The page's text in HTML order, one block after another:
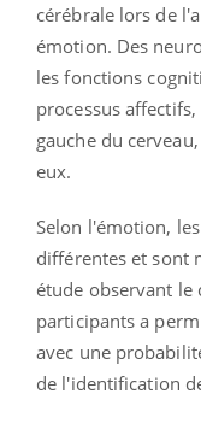
cérébrale lors de
émotion. Des
les fonctions
processus
gauche du
eux.
Selon l'émotion,
différentes et sont
étude observant le
participants a
avec une
de l'identification